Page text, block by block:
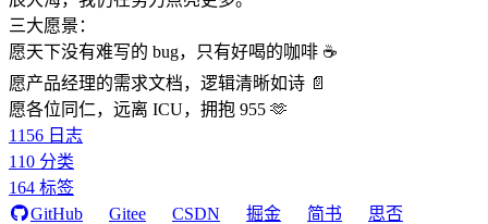
三大愿景：
愿天下没有难写的 bug，只有好喝的咖啡 ☕️
愿产品经理的需求文档，逻辑清晰如诗 📄
愿各位同仁，远离 ICU，拥抱 955 🫶
1156 日志
110 分类
164 标签
GitHub
Gitee CSDN 掘金 简书
思否